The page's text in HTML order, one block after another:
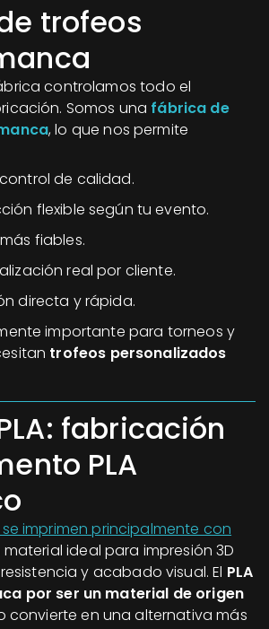
trofeos
controlamos todo el
Somos una fábrica de
, lo que nos permite
de calidad.
flexible según tu evento.
fiables.
real por cliente.
directa y rápida.
importante para torneos y
trofeos personalizados
fabricación
PLA
imprimen principalmente con
material ideal para impresión 3D
y acabado visual. El PLA
por ser un material de origen
convierte en una alternativa más